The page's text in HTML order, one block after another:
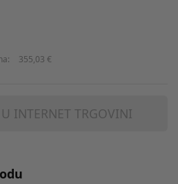
355,03 €
INTERNET TRGOVINI